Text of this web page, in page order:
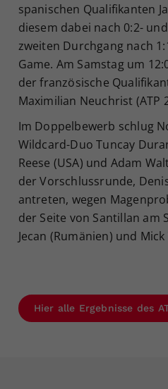
spanischen Qualifikanten
diesem dabei nach 0:2-
zweiten Durchgang nach
Game. Am Samstag um
der französische
Maximilian Neuchrist (ATP
Im Doppelbewerb schlug
Wildcard-Duo Tuncay
Reese (USA) und Adam
der Vorschlussrunde,
antreten, wegen
der Seite von Santillan am
Jecan (Rumänien) und
Hier alle Ergebnisse des